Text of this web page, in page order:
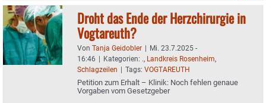
Droht das Ende der Herzchirurgie in
Vogtareuth?
Von Tanja Geidobler | Mi. 23.7.2025 -
16:46 | Kategorien: ., Landkreis Rosenheim,
Schlagzeilen | Tags: VOGTAREUTH
Petition zum Erhalt – Klinik: Noch fehlen genaue
Vorgaben vom Gesetzgeber